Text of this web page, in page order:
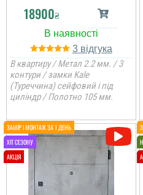
18900₴
3
В квартиру / Метал 2.2 мм. / 3
контури / замки Kale
(Туреччина) сейфовий і під
циліндр / Полотно 105 мм.